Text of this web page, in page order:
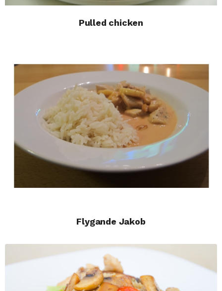
Pulled chicken
Flygande Jakob